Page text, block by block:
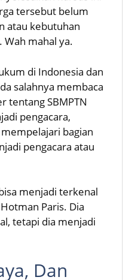
tersebut belum
atau kebutuhan
Wah mahal ya.
di Indonesia dan
salahnya membaca
tentang SBMPTN
pengacara,
bagian
pengacara atau
menjadi terkenal
Paris. Dia
tetapi dia menjadi
Dan